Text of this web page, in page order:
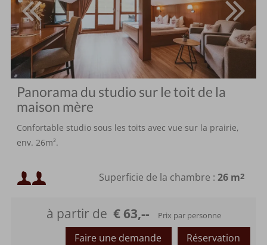
Panorama du studio sur le toit de la
maison mère
Confortable studio sous les toits avec vue sur la prairie,
env. 26m².
Occupation minimale :
Occupation maximale :
Superficie de la chambre : 26 m2
à partir de € 63,-- Prix par personne
Réservation
Faire une demande